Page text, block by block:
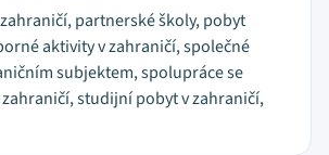
partnerské školy, pobyt
aktivity v zahraničí, společné
subjektem, spolupráce se
studijní pobyt v zahraničí,